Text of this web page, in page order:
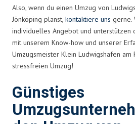
Also, wenn du einen Umzug von
Jönköping planst, kontaktiere uns gerne.
individuelles Angebot und unterstützen
mit unserem Know-how und unserer
Umzugsmeister Klein Ludwigshafen am
stressfreien Umzug!
Günstiges